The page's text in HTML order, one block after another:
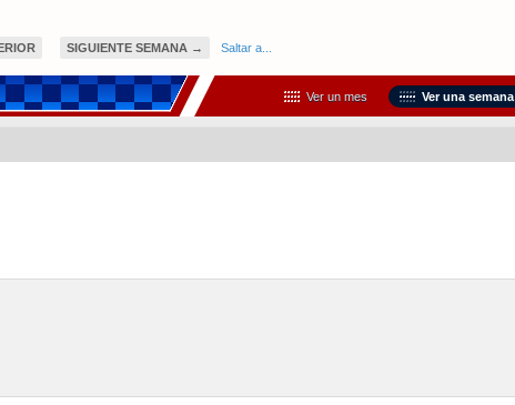
SIGUIENTE SEMANA → Saltar a...
Ver un mes Ver una semana